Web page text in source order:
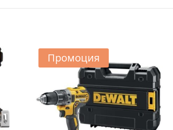
Промоция